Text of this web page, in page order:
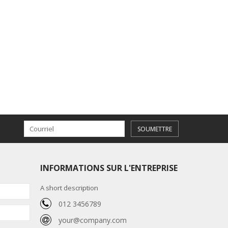
SOUMETTRE
INFORMATIONS SUR L'ENTREPRISE
A short description
012 3456789
your@company.com